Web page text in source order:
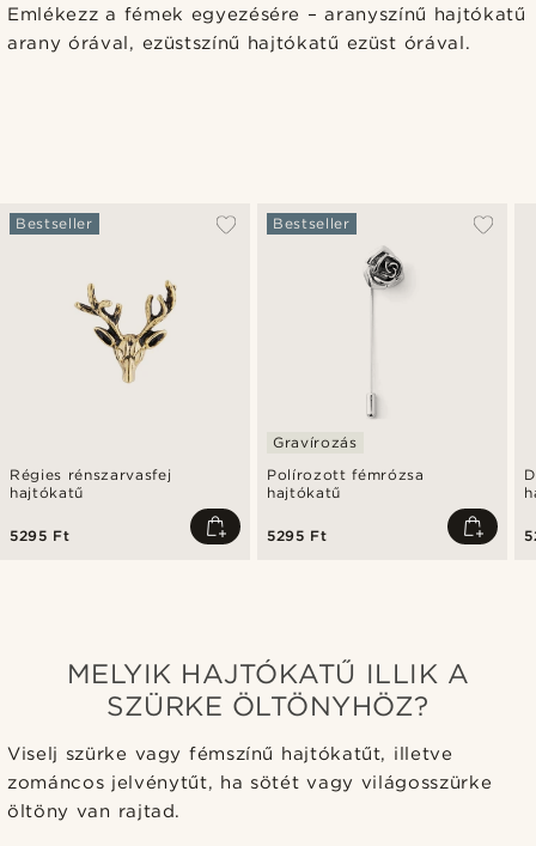
Emlékezz a fémek egyezésére – aranyszínű hajtókatű
arany órával, ezüstszínű hajtókatű ezüst órával.
Régies rénszarvasfej
hajtókatű
Bestseller
5295 Ft
Polírozott fémrózsa
hajtókatű
Bestseller
Gravírozás
5295 Ft
MELYIK HAJTÓKATŰ ILLIK A
SZÜRKE ÖLTÖNYHÖZ?
Viselj szürke vagy fémszínű hajtókatűt, illetve
zománcos jelvénytűt, ha sötét vagy világosszürke
öltöny van rajtad.